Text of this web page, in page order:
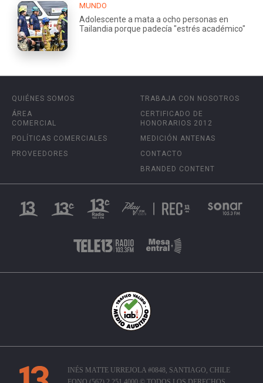
MUNDO
Adolescente a mata a ocho personas en
Tailandia porque padecía "estrés académico"
QUIÉNES SOMOS
ÁREA
COMERCIAL
POLÍTICAS COMERCIALES
PROVEEDORES
TRABAJA CON NOSOTROS
CERTIFICADO DE
HONORARIOS 2012
MEDICIÓN ANTENAS
CONTACTO
BRANDED CONTENT
INÉS MATTE URREJOLA #0848, SANTIAGO, CHILE